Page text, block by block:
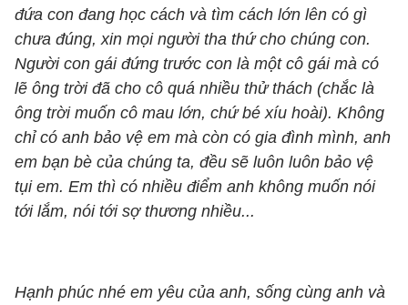
đứa con đang học cách và tìm cách lớn lên có gì
chưa đúng, xin mọi người tha thứ cho chúng con.
Người con gái đứng trước con là một cô gái mà có
lẽ ông trời đã cho cô quá nhiều thử thách (chắc là
ông trời muốn cô mau lớn, chứ bé xíu hoài). Không
chỉ có anh bảo vệ em mà còn có gia đình mình, anh
em bạn bè của chúng ta, đều sẽ luôn luôn bảo vệ
tụi em. Em thì có nhiều điểm anh không muốn nói
tới lắm, nói tới sợ thương nhiều...
Hạnh phúc nhé em yêu của anh, sống cùng anh và